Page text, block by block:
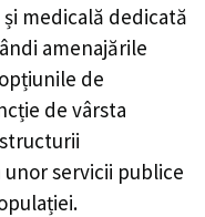
medicală dedicată
amenajările
de
de vârsta
servicii publice